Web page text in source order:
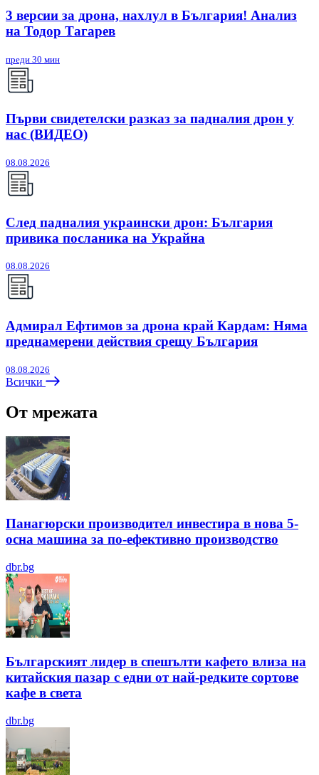
3 версии за дрона, нахлул в България! Анализ
на Тодор Тагарев
преди 30 мин
Първи свидетелски разказ за падналия дрон у
нас (ВИДЕО)
08.08.2026
След падналия украински дрон: България
привика посланика на Украйна
08.08.2026
Адмирал Ефтимов за дрона край Кардам: Няма
преднамерени действия срещу България
08.08.2026
Всички
От мрежата
Панагюрски производител инвестира в нова 5-
осна машина за по-ефективно производство
dbr.bg
Българският лидер в спешълти кафето влиза на
китайския пазар с едни от най-редките сортове
кафе в света
dbr.bg